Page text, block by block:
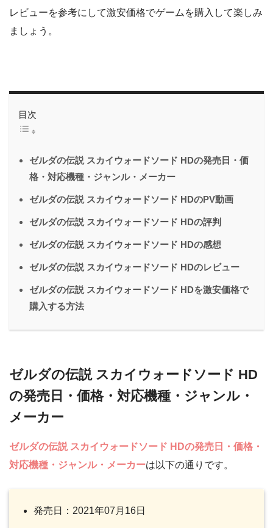
レビューを参考にして激安価格でゲームを購入して楽しみ
ましょう。
目次
ゼルダの伝説 スカイウォードソード HDの発売日・価
格・対応機種・ジャンル・メーカー
ゼルダの伝説 スカイウォードソード HDのPV動画
ゼルダの伝説 スカイウォードソード HDの評判
ゼルダの伝説 スカイウォードソード HDの感想
ゼルダの伝説 スカイウォードソード HDのレビュー
ゼルダの伝説 スカイウォードソード HDを激安価格で
購入する方法
ゼルダの伝説 スカイウォードソード HD
の発売日・価格・対応機種・ジャンル・
メーカー
ゼルダの伝説 スカイウォードソード HDの発売日・価格・
対応機種・ジャンル・メーカーは以下の通りです。
発売日：2021年07月16日